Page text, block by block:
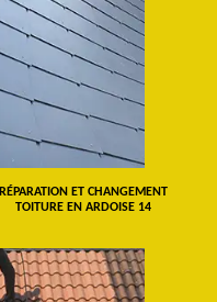
RÉPARATION ET CHANGEMENT
TOITURE EN ARDOISE 14